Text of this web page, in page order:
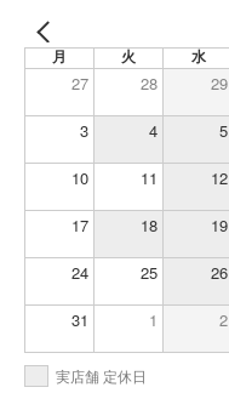
月 火 水
27 28 29
3 4 5
10 11 12
17 18 19
24 25 26
31 1 2
実店舗 定休日